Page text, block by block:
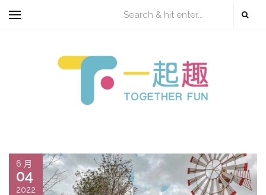
6 月
04
2022